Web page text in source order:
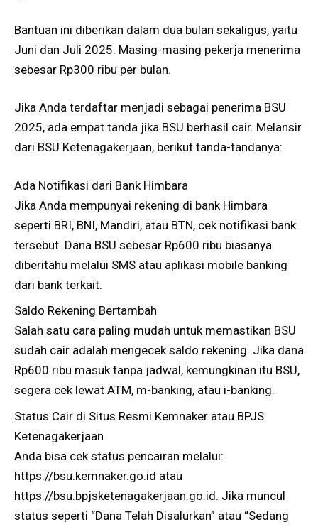
Bantuan ini diberikan dalam dua bulan sekaligus, yaitu
Juni dan Juli 2025. Masing-masing pekerja menerima
sebesar Rp300 ribu per bulan.
Jika Anda terdaftar menjadi sebagai penerima BSU
2025, ada empat tanda jika BSU berhasil cair. Melansir
dari BSU Ketenagakerjaan, berikut tanda-tandanya:
Ada Notifikasi dari Bank Himbara
Jika Anda mempunyai rekening di bank Himbara
seperti BRI, BNI, Mandiri, atau BTN, cek notifikasi bank
tersebut. Dana BSU sebesar Rp600 ribu biasanya
diberitahu melalui SMS atau aplikasi mobile banking
dari bank terkait.
Saldo Rekening Bertambah
Salah satu cara paling mudah untuk memastikan BSU
sudah cair adalah mengecek saldo rekening. Jika dana
Rp600 ribu masuk tanpa jadwal, kemungkinan itu BSU,
segera cek lewat ATM, m-banking, atau i-banking.
Status Cair di Situs Resmi Kemnaker atau BPJS
Ketenagakerjaan
Anda bisa cek status pencairan melalui:
https://bsu.kemnaker.go.id atau
https://bsu.bpjsketenagakerjaan.go.id. Jika muncul
status seperti “Dana Telah Disalurkan” atau “Sedang